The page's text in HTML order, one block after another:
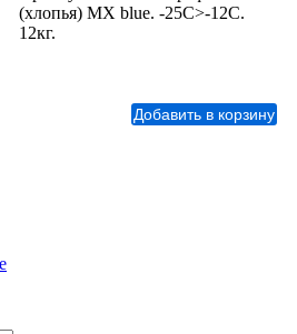
(хлопья) MX blue. -25С>-12С.
12кг.